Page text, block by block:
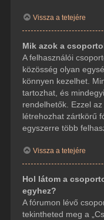
Vissza a tetejére
Mik azok a
A felhasználói
közösség olyan
könnyen kezelhet.
tartozhat, és
rendelhetők. Ezzel
létrehozhat zártkörű
egyszerre több
Vissza a tetejére
Hol látom a
egyhez?
A fórumon lévő
tekintheted meg a